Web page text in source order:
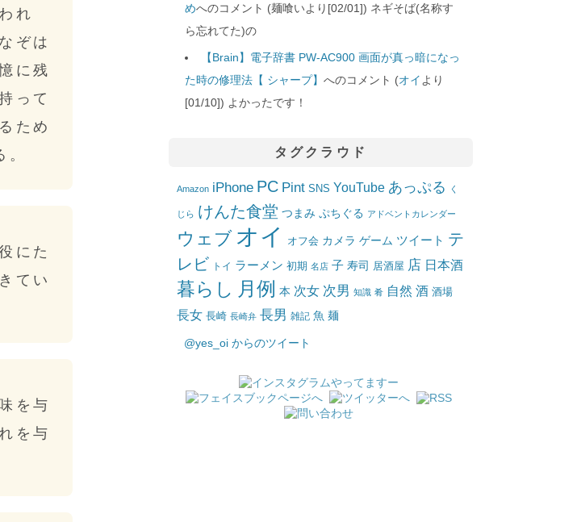
れ
ぞは
に残
って
ため
にた
てい
を与
を与
めへのコメント (麺喰いより[02/01]) ネギそば(名称す
ら忘れてた)の
【Brain】電子辞書 PW-AC900 画面が真っ暗になっ
た時の修理法【 シャープ】へのコメント (オイ より
[01/10]) よかったです！
タグクラウド
Amazon iPhone PC Pint SNS YouTube あっぷる く
じら けんた食堂 つまみ ぷちぐる アドベントカレンダー
ウェブ オイ オフ会 カメラ ゲーム ツイート テ
レビ トイ ラーメン 初期 名店 子 寿司 居酒屋 店 日本酒
暮らし 月例 本 次女 次男 知識 肴 自然 酒 酒場
長女 長崎 長崎弁 長男 雑記 魚 麺
@yes_oi からのツイート